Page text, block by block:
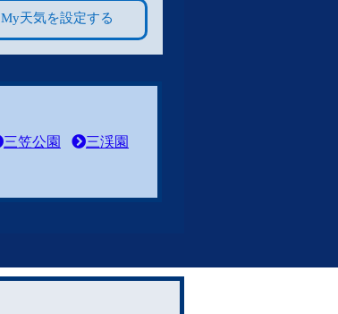
My天気を設定する
三笠公園
三渓園